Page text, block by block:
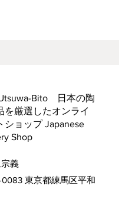
Bito 日本の陶
を厳選したオンライ
ショップ Japanese
Shop
義
0083 東京都練馬区平和